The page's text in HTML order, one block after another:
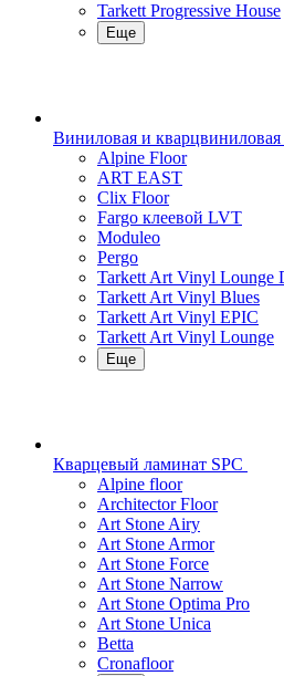
Tarkett Progressive House
Еще
Виниловая и кварцвиниловая
Alpine Floor
ART EAST
Clix Floor
Fargo клеевой LVT
Moduleo
Pergo
Tarkett Art Vinyl Lounge
Tarkett Art Vinyl Blues
Tarkett Art Vinyl EPIC
Tarkett Art Vinyl Lounge
Еще
Кварцевый ламинат SPC
Alpine floor
Architector Floor
Art Stone Airy
Art Stone Armor
Art Stone Force
Art Stone Narrow
Art Stone Optima Pro
Art Stone Unica
Betta
Cronafloor